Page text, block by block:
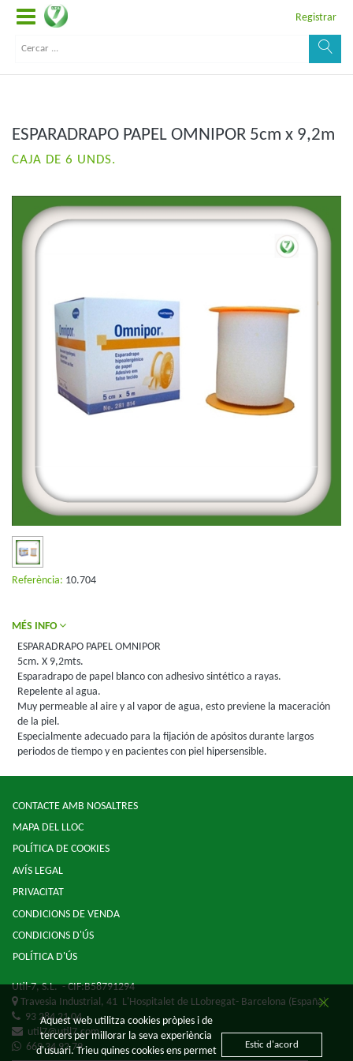
Registrar
ESPARADRAPO PAPEL OMNIPOR 5cm x 9,2m
CAJA DE 6 UNDS.
Referència: 10.704
MÉS INFO
ESPARADRAPO PAPEL OMNIPOR
5cm. X 9,2mts.
Esparadrapo de papel blanco con adhesivo sintético a rayas.
Repelente al agua.
Muy permeable al aire y al vapor de agua, esto previene la maceración
de la piel.
Especialmente adecuado para la fijación de apósitos durante largos
periodos de tiempo y en pacientes con piel hipersensible.
CONTACTE AMB NOSALTRES
MAPA DEL LLOC
POLÍTICA DE COOKIES
AVÍS LEGAL
PRIVACITAT
CONDICIONS DE VENDA
CONDICIONS D'ÚS
POLÍTICA D'ÚS
Util-7, S.L.- CIF:B58791294
Travesia Industrial, 41 L'Hospitalet de LLobregat- Barcelona (España)
93 284 21 04
util7@util7.com
669 34 92 79
Aquest web utilitza cookies pròpies i de
tercers per millorar la seva experiència
d'usuari. Trieu quines cookies ens permet
Estic d'acord